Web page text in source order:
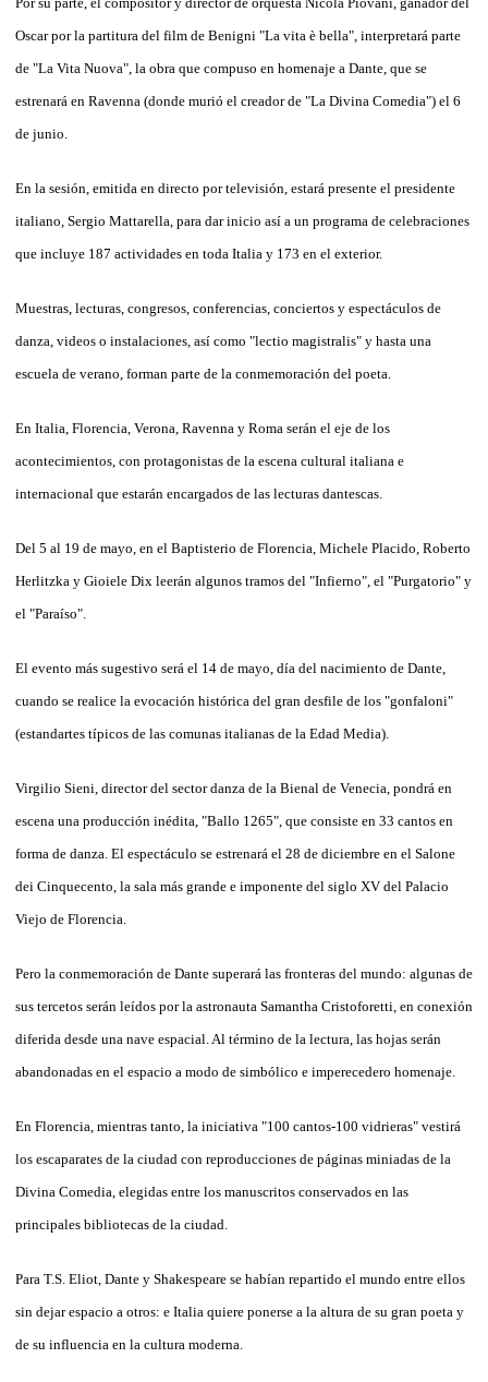
Oscar por la partitura del film de Benigni "La vita è bella", interpretará parte
de "La Vita Nuova", la obra que compuso en homenaje a Dante, que se
estrenará en Ravenna (donde murió el creador de "La Divina Comedia") el 6
de junio.
En la sesión, emitida en directo por televisión, estará presente el presidente
italiano, Sergio Mattarella, para dar inicio así a un programa de celebraciones
que incluye 187 actividades en toda Italia y 173 en el exterior.
Muestras, lecturas, congresos, conferencias, conciertos y espectáculos de
danza, videos o instalaciones, así como "lectio magistralis" y hasta una
escuela de verano, forman parte de la conmemoración del poeta.
En Italia, Florencia, Verona, Ravenna y Roma serán el eje de los
acontecimientos, con protagonistas de la escena cultural italiana e
internacional que estarán encargados de las lecturas dantescas.
Del 5 al 19 de mayo, en el Baptisterio de Florencia, Michele Placido, Roberto
Herlitzka y Gioiele Dix leerán algunos tramos del "Infierno", el "Purgatorio" y
el "Paraíso".
El evento más sugestivo será el 14 de mayo, día del nacimiento de Dante,
cuando se realice la evocación histórica del gran desfile de los "gonfaloni"
(estandartes típicos de las comunas italianas de la Edad Media).
Virgilio Sieni, director del sector danza de la Bienal de Venecia, pondrá en
escena una producción inédita, "Ballo 1265", que consiste en 33 cantos en
forma de danza. El espectáculo se estrenará el 28 de diciembre en el Salone
dei Cinquecento, la sala más grande e imponente del siglo XV del Palacio
Viejo de Florencia.
Pero la conmemoración de Dante superará las fronteras del mundo: algunas de
sus tercetos serán leídos por la astronauta Samantha Cristoforetti, en conexión
diferida desde una nave espacial. Al término de la lectura, las hojas serán
abandonadas en el espacio a modo de simbólico e imperecedero homenaje.
En Florencia, mientras tanto, la iniciativa "100 cantos-100 vidrieras" vestirá
los escaparates de la ciudad con reproducciones de páginas miniadas de la
Divina Comedia, elegidas entre los manuscritos conservados en las
principales bibliotecas de la ciudad.
Para T.S. Eliot, Dante y Shakespeare se habían repartido el mundo entre ellos
sin dejar espacio a otros: e Italia quiere ponerse a la altura de su gran poeta y
de su influencia en la cultura moderna.